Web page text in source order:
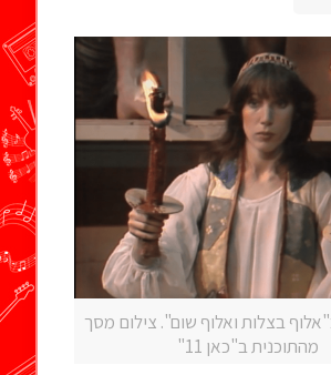
בצלות ואלוף שום". צילום מסך
מהתוכנית ב"כאן 11"